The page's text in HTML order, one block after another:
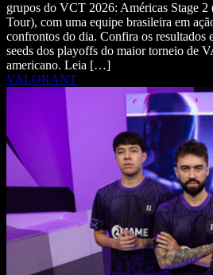
grupos do VCT 2026: Américas Stage
Tour), com uma equipe brasileira em
confrontos do dia. Confira os resultados
seeds dos playoffs do maior torneio de
americano. Leia […]
VALORANT